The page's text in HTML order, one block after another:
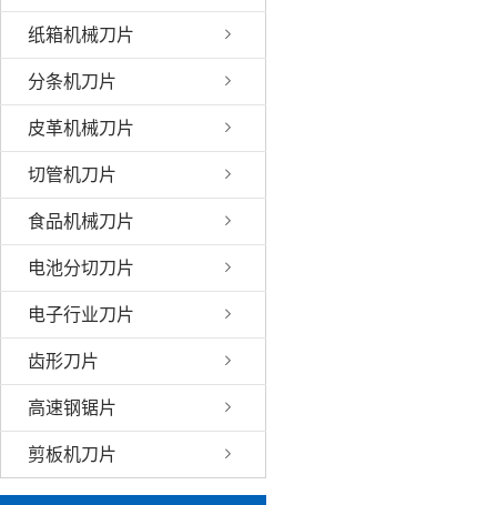
纸箱机械刀片
分条机刀片
皮革机械刀片
切管机刀片
食品机械刀片
电池分切刀片
电子行业刀片
齿形刀片
高速钢锯片
剪板机刀片